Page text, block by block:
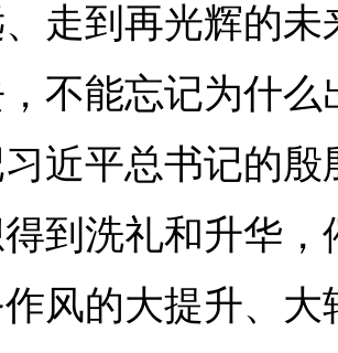
走到再光辉的
不能忘记为什么
近平总书记的
到洗礼和升华
风的大提升、